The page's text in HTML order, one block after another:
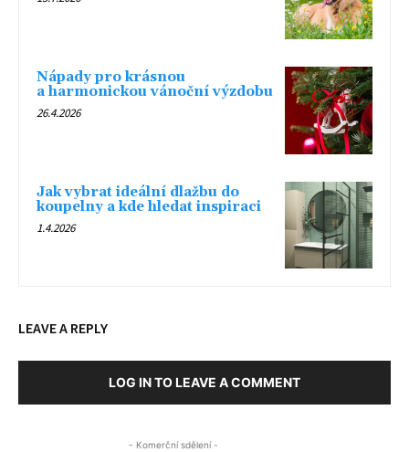
Nápady pro krásnou
a harmonickou vánoční výzdobu
26.4.2026
Jak vybrat ideální dlažbu do
koupelny a kde hledat inspiraci
1.4.2026
LEAVE A REPLY
LOG IN TO LEAVE A COMMENT
- Komerční sdělení -